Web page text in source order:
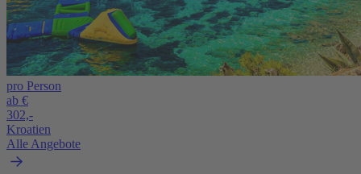
pro Person
ab €
302,-
Kroatien
Alle Angebote